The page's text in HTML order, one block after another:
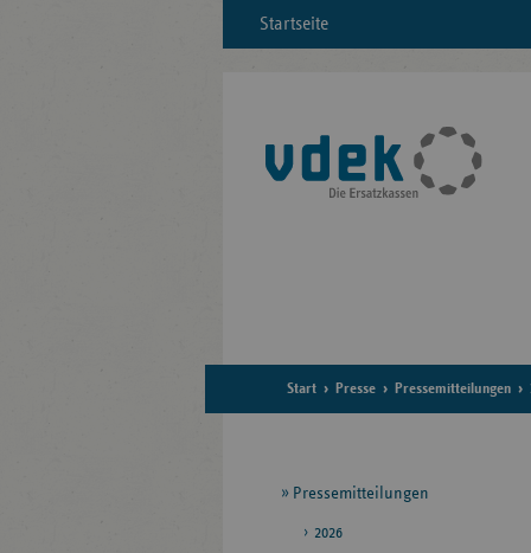
Startseite
Start Presse Pressemitteilungen
Seitennavigation
Pressemitteilungen
2026